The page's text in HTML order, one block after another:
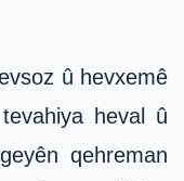
û hevxemê
heval û
qehreman